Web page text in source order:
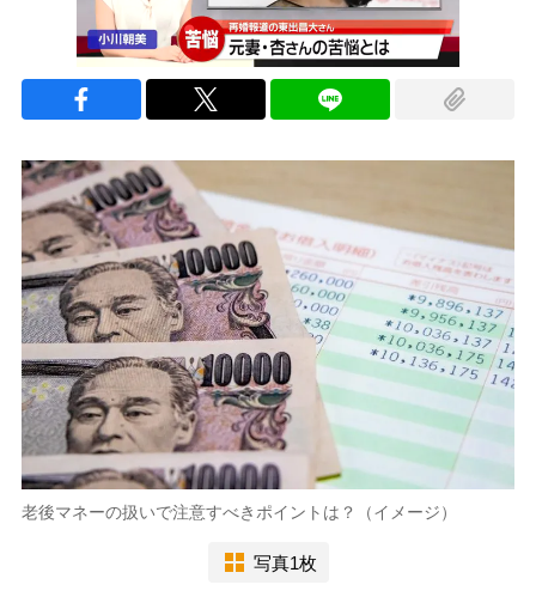
老後マネーの扱いで注意すべきポイントは？（イメージ）
写真1枚